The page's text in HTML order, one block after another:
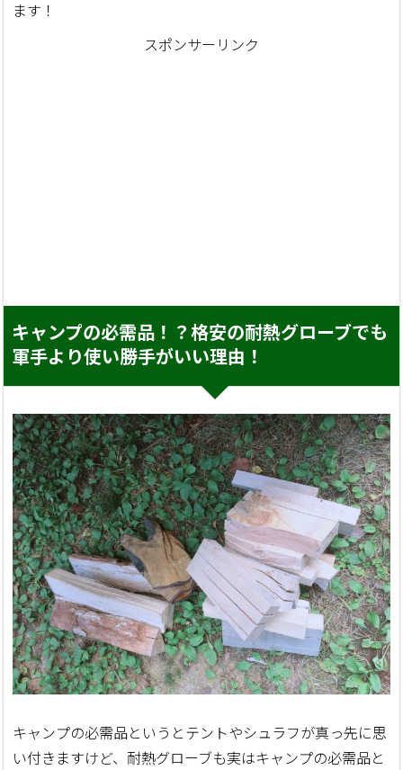
ます！
スポンサーリンク
キャンプの必需品！？格安の耐熱グローブでも
軍手より使い勝手がいい理由！
キャンプの必需品というとテントやシュラフが真っ先に思
い付きますけど、耐熱グローブも実はキャンプの必需品と